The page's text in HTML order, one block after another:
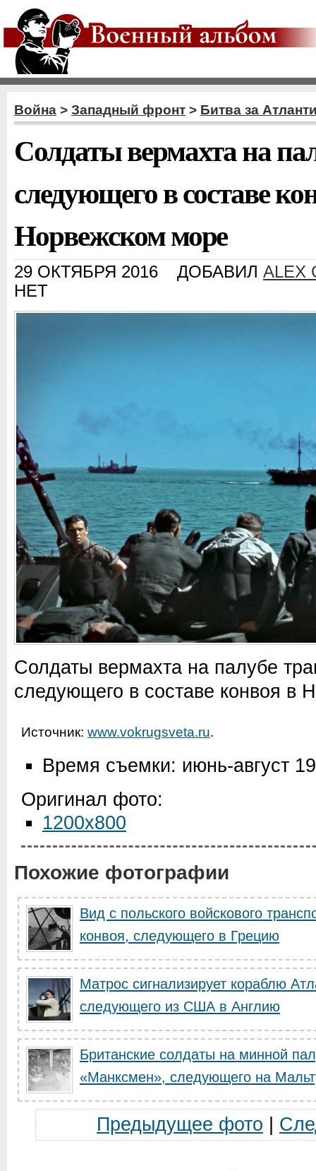
Война > Западный фронт > Битва за
Солдаты вермахта на
следующего в составе
Норвежском море
29 ОКТЯБРЯ 2016 ДОБАВИЛ ALEX
НЕТ
Солдаты вермахта на палубе
следующего в составе конвоя в
Источник: www.vokrugsveta.ru.
Время съемки: июнь-август
Оригинал фото:
1200x800
Похожие фотографии
Вид с польского войскового
конвоя, следующего в Грецию
Матрос сигнализирует кораблю
следующего из США в Англию
Британские солдаты на минной
«Манксмен», следующего на
Предыдущее фото